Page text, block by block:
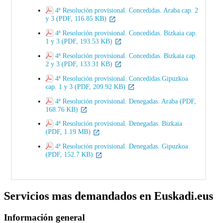
4ª Resolución provisional. Concedidas. Araba cap. 2
y 3 (PDF, 116.85 KB)
4ª Resolución provisional. Concedidas. Bizkaia cap.
1 y 3 (PDF, 193.53 KB)
4ª Resolución provisional. Concedidas. Bizkaia cap.
2 y 3 (PDF, 133.31 KB)
4ª Resolución provisional. Concedidas.Gipuzkoa
cap. 1 y 3 (PDF, 209.92 KB)
4ª Resolución provisional. Denegadas. Araba (PDF,
168.76 KB)
4ª Resolución provisional. Denegadas. Bizkaia
(PDF, 1.19 MB)
4ª Resolución provisional. Denegadas. Gipuzkoa
(PDF, 152.7 KB)
Servicios mas demandados en Euskadi.eus
Información general